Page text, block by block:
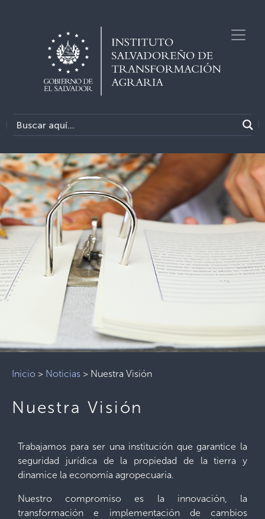
Inicio > Noticias > Nuestra Visión
Nuestra Visión
Trabajamos para ser una institución que garantice la
seguridad jurídica de la propiedad de la tierra y
dinamice la economía agropecuaria.
Nuestro compromiso es la innovación, la
transformación e implementación de cambios